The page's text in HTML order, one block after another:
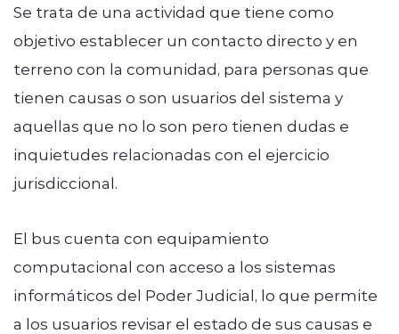
Se trata de una actividad que tiene como
objetivo establecer un contacto directo y en
terreno con la comunidad, para personas que
tienen causas o son usuarios del sistema y
aquellas que no lo son pero tienen dudas e
inquietudes relacionadas con el ejercicio
jurisdiccional.
El bus cuenta con equipamiento
computacional con acceso a los sistemas
informáticos del Poder Judicial, lo que permite
a los usuarios revisar el estado de sus causas e